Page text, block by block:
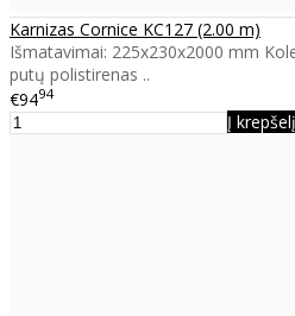
Karnizas Cornice KC127 (2.00 m)
Išmatavimai: 225x230x2000 mm
putų polistirenas ..
€9494
Į krepšelį